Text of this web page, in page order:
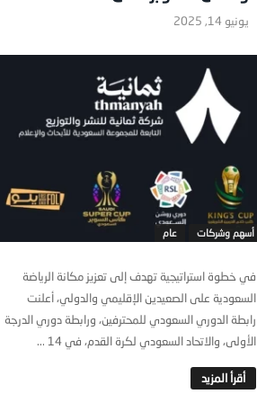
يونيو 14, 2025
أسهم وشركات عام
في خطوة استراتيجية تهدف إلى تعزيز مكانة الرياضة
السعودية على الصعيدين الإقليمي والدولي، أعلنت
رابطة الدوري السعودي للمحترفين، ورابطة دوري الدرجة
الأولى، والاتحاد السعودي لكرة القدم، في 14 ...